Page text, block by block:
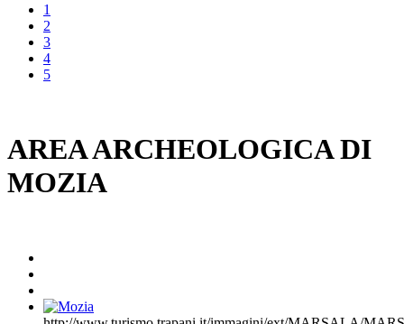
1
2
3
4
5
AREA ARCHEOLOGICA DI
MOZIA